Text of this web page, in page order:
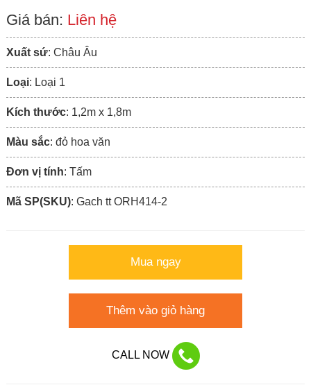
Giá bán: Liên hệ
Xuất sứ: Châu Âu
Loại: Loại 1
Kích thước: 1,2m x 1,8m
Màu sắc: đỏ hoa văn
Đơn vị tính: Tấm
Mã SP(SKU): Gach tt ORH414-2
Mua ngay
Thêm vào giỏ hàng
CALL NOW